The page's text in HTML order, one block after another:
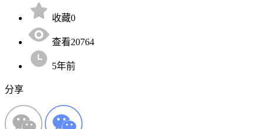
收藏0
查看20764
5年前
分享